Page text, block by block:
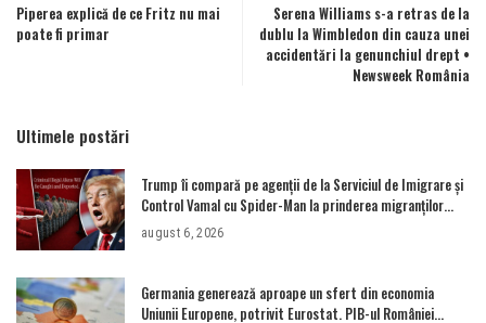
Piperea explică de ce Fritz nu mai
poate fi primar
Serena Williams s-a retras de la
dublu la Wimbledon din cauza unei
accidentări la genunchiul drept •
Newsweek România
Ultimele postări
Trump îi compară pe agenții de la Serviciul de Imigrare și
Control Vamal cu Spider-Man la prinderea migranților
ilegali și a infractorilor
august 6, 2026
Germania generează aproape un sfert din economia
Uniunii Europene, potrivit Eurostat. PIB-ul României